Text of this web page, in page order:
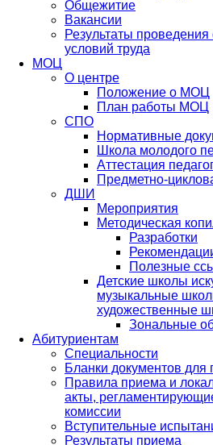
Общежитие
Вакансии
Результаты
условий труда
МОЦ
О центре
Положение о МОЦ
План работы МОЦ
СПО
Нормативные
Школа молодого
Аттестация
Предметно-
ДШИ
Мероприятия
Методическая
Разработки
Полезные
Детские школы
музыкальные
художественные
Зональные
Абитуриентам
Специальности
Бланки документов
Правила приема и
акты,
комиссии
Вступительные
Результаты приема